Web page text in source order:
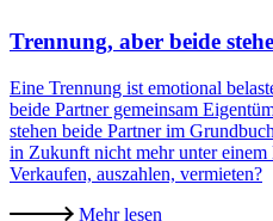
Trennung, aber beide
Eine Trennung ist emotional
beide Partner gemeinsam
stehen beide Partner im
in Zukunft nicht mehr unter
Verkaufen, auszahlen, vermieten?
Mehr lesen